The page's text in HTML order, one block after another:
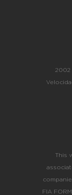
2002
This
FIA